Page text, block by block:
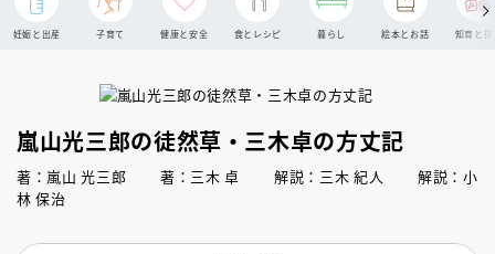
妊娠と出産 子育て 健康と安全 食とレシピ 暮らし 絵本とお話 知育と探
嵐山光三郎の徒然草・三木卓の方丈記
著：嵐山 光三郎 著：三木 卓 解説：三木 紀人 解説：小
林 保治